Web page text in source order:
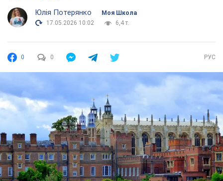
Юлія Потерянко
Моя Школа
17.05.2026 10:02
6,4 т.
0 0 РУС